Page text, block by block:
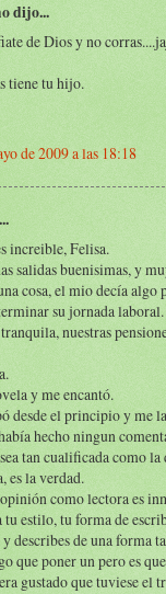
dijo...
de Dios y no
tiene tu hijo.
de 2009 a las 18:18
increible, Felisa.
salidas buenisimas, y
cosa, el mio decía algo
su jornada laboral.
nuestras
y me encantó.
desde el principio y me
hecho ningun
tan cualificada como la
es la verdad.
como lectora es
tu estilo, tu forma de
describes de una forma
que poner un pero es
gustado que tuviese el